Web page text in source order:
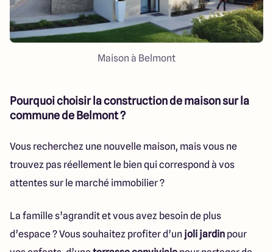
Maison à Belmont
Pourquoi choisir la construction de maison sur la
commune de Belmont ?
Vous recherchez une nouvelle maison, mais vous ne
trouvez pas réellement le bien qui correspond à vos
attentes sur le marché immobilier ?
La famille s’agrandit et vous avez besoin de plus
d’espace ? Vous souhaitez profiter d’un joli jardin pour